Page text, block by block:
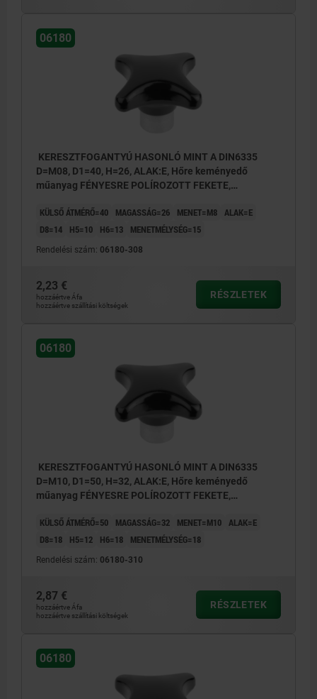
G alak: zsákfurat
K alak: menetes persely
L alak: külső menet
06180
KERESZTFOGANTYÚ HASONLÓ MINT A DIN6335
D=M08, D1=40, H=26, ALAK:E, Hőre keményedő
műanyag FÉNYESRE POLÍROZOTT FEKETE,
KÜLSŐ ÁTMÉRŐ=40 MAGASSÁG=26 MENET=M8 ALAK=E
D8=14
H5=10 H6=13 MENETMÉLYSÉG=15
Rendelési szám: 06180-308
2,23 €
hozzáértve Áfa
hozzáértve szállítási költségek
RÉSZLETEK
06180
KERESZTFOGANTYÚ HASONLÓ MINT A DIN6335
D=M10, D1=50, H=32, ALAK:E, Hőre keményedő
műanyag FÉNYESRE POLÍROZOTT FEKETE,
KÜLSŐ ÁTMÉRŐ=50 MAGASSÁG=32 MENET=M10 ALAK=E
D8=18
H5=12 H6=18 MENETMÉLYSÉG=18
Rendelési szám: 06180-310
2,87 €
hozzáértve Áfa
hozzáértve szállítási költségek
RÉSZLETEK
06180